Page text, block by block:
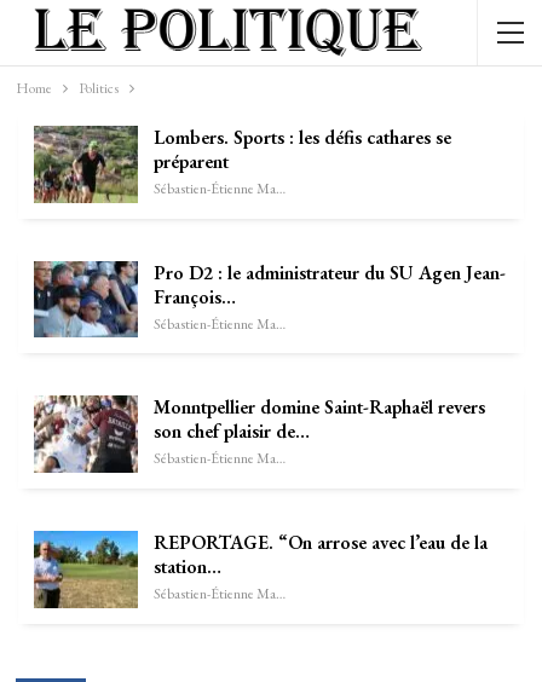
Home Politics
Lombers. Sports : les défis cathares se
préparent
Sébastien-Étienne Marechal
Pro D2 : le administrateur du SU Agen Jean-
François…
Sébastien-Étienne Marechal
Monntpellier domine Saint-Raphaël revers
son chef plaisir de…
Sébastien-Étienne Marechal
REPORTAGE. “On arrose avec l’eau de la
station…
Sébastien-Étienne Marechal